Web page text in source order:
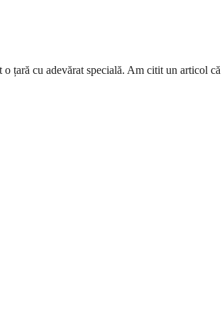
țară cu adevărat specială. Am citit un articol